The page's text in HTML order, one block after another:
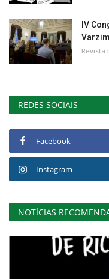
IV
Revista
REDES SOCIAIS
Facebook
Instagram
NOTÍCIAS